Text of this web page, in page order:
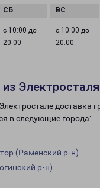
с 10:00 до
20:00
с 10:00 до
20:00
доставка
в следующие города:
(Раменский р-н)
р-н)